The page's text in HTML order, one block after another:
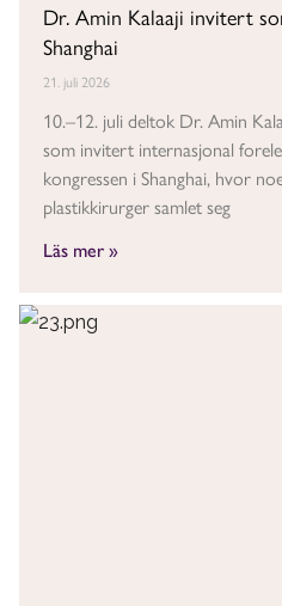
Dr. Amin Kalaaji invitert
Shanghai
21. juli 2026
10.–12. juli deltok Dr. Amin
som invitert internasjonal
kongressen i Shanghai, hvor
plastikkirurger samlet seg
Läs mer »